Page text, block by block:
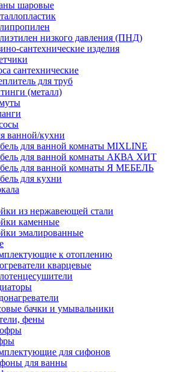
шаровые
низкого давления (ПНД)
сантехнические изделия
сантехнические
для труб
(металл)
ванной/кухни
для ванной комнаты MIXLINE
для ванной комнаты АКВА ХИТ
для ванной комнаты Я МЕБЕЛЬ
для кухни
из нержавеющей стали
каменные
эмалированные
к отоплению
кварцевые
бачки и умывальники
фены
для сифонов
для ванны